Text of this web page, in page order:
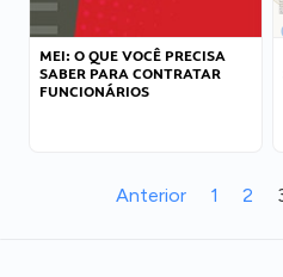
MEI: O QUE VOCÊ PRECISA
SABER PARA CONTRATAR
FUNCIONÁRIOS
Anterior 1 2